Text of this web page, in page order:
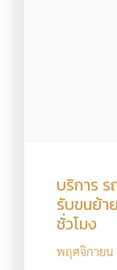
บริการ
รับขนย้า
ชั่วโมง
พฤศจิกายน